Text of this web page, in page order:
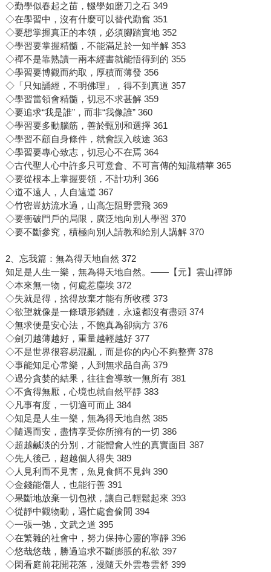
◇勤學似春起之苗，輟學如磨刀之石 349
◇在學習中，沒有什麼可以替代勤奮 351
◇要想掌握真正的本領，必須腳踏實地 352
◇學習要掌握精髓，不能滿足於一知半解 353
◇禪不是靠熟讀一兩本經書就能悟得到的 355
◇學習要博觀而約取，厚積而薄發 356
◇「只知誦經，不明佛理」，得不到真道 357
◇學習當領會精髓，切忌不求甚解 359
◇要追求“我是誰”，而非“我像誰” 360
◇學習要多動腦筋，善於甄別和選擇 361
◇學習不顧自身條件，就會誤入歧途 363
◇學習要專心致志，切忌心不在焉 364
◇古代聖人心中許多只可意會、不可言傳的知識精華 365
◇要從根本上掌握要領，不計功利 366
◇道不遠人，人自遠道 367
◇竹密豈妨流水過，山高怎阻野雲飛 369
◇要衝破門戶的局限，廣泛地向別人學習 370
◇要不斷參究，積極向別人請教和給別人講解 370
2、忘我篇：無為得天地自然 372
知足是人生一樂，無為得天地自然。——【元】雲山禪師
◇本來無一物，何處惹塵埃 372
◇失就是得，捨得放棄才能有所收穫 373
◇欲望就像是一條環形鎖鏈，永遠都沒有盡頭 374
◇無求便是安心法，不飽真為卻病方 376
◇劍刃越薄越好，重量越輕越好 377
◇不是世界很容易混亂，而是你的內心不夠整齊 378
◇事能知足心常樂，人到無求品自高 379
◇過分貪婪的結果，往往會導致一無所有 381
◇不貪得無厭，心境也就自然平靜 383
◇凡事有度，一切適可而止 384
◇知足是人生一樂，無為得天地自然 385
◇隨遇而安，盡情享受你所擁有的一切 386
◇超越鹹淡的分別，才能體會人性的真實面目 387
◇先人後己，超越個人得失 389
◇人見利而不見害，魚見食餌不見鉤 390
◇金錢能傷人，也能行善 391
◇果斷地放棄一切包袱，讓自己輕鬆起來 393
◇從靜中觀物動，遇忙處會偷閒 394
◇一張一弛，文武之道 395
◇在繁雜的社會中，努力保持心靈的寧靜 396
◇悠哉悠哉，勝過追求不斷膨脹的私欲 397
◇閑看庭前花開花落，漫隨天外雲卷雲舒 399